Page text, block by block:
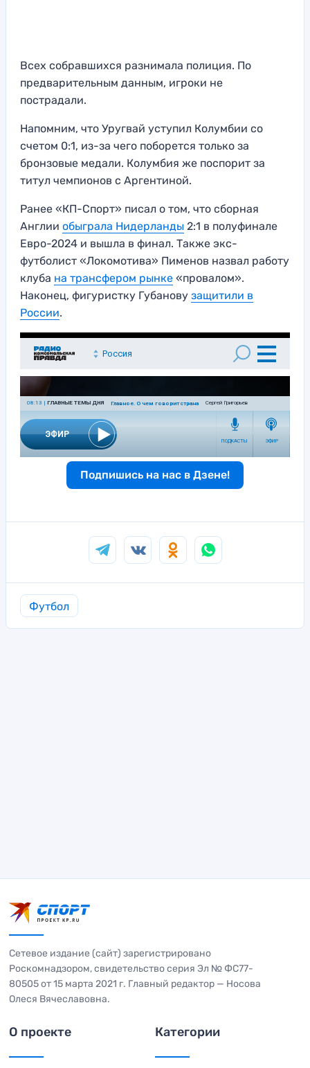
Всех собравшихся разнимала полиция. По
предварительным данным, игроки не
пострадали.
Напомним, что Уругвай уступил Колумбии со
счетом 0:1, из-за чего поборется только за
бронзовые медали. Колумбия же поспорит за
титул чемпионов с Аргентиной.
Ранее «КП-Спорт» писал о том, что сборная
Англии обыграла Нидерланды 2:1 в полуфинале
Евро-2024 и вышла в финал. Также экс-
футболист «Локомотива» Пименов назвал работу
клуба на трансфером рынке «провалом».
Наконец, фигуристку Губанову защитили в
России.
Подпишись на нас в Дзене!
Футбол
Сетевое издание (сайт) зарегистрировано
Роскомнадзором, свидетельство серия Эл № ФС77-
80505 от 15 марта 2021 г. Главный редактор — Носова
Олеся Вячеславовна.
О проекте Категории